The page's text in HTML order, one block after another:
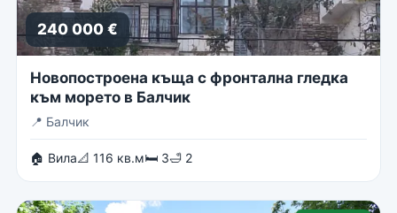
240 000 €
Новопостроена къща с фронтална гледка
към морето в Балчик
📍 Балчик
🏠 Вила📐 116 кв.м🛏 3🛁 2